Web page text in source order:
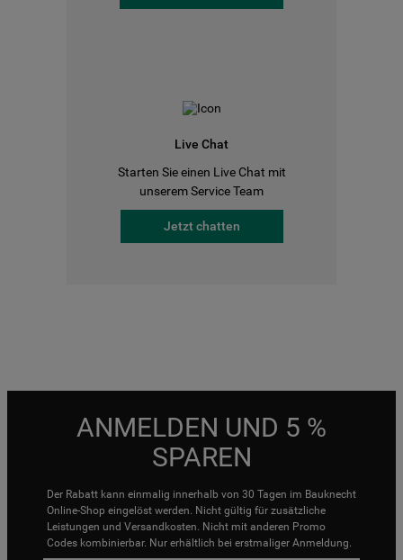
Live Chat
Starten Sie einen Live Chat mit
unserem Service Team
Jetzt chatten
ANMELDEN UND 5 %
SPAREN
Der Rabatt kann einmalig innerhalb von 30 Tagen im Bauknecht
Online-Shop eingelöst werden. Nicht gültig für zusätzliche
Leistungen und Versandkosten. Nicht mit anderen Promo
Codes kombinierbar. Nur erhältlich bei erstmaliger Anmeldung.